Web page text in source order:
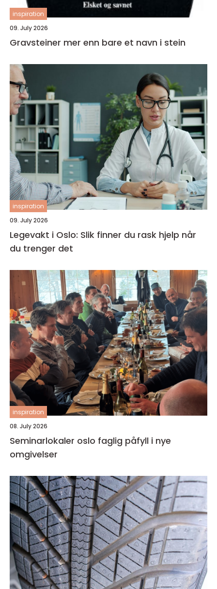
inspiration
09. July 2026
Gravsteiner mer enn bare et navn i stein
inspiration
09. July 2026
Legevakt i Oslo: Slik finner du rask hjelp når
du trenger det
inspiration
08. July 2026
Seminarlokaler oslo faglig påfyll i nye
omgivelser